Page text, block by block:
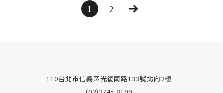
1 2
110台北市信義區光復南路133號北向2樓